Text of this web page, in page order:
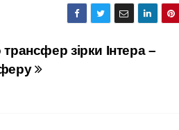
зірки Інтера –